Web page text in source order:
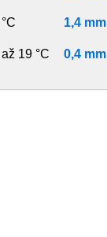
1,4 mm
19 °C 0,4 mm